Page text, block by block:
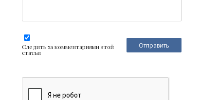
Следить за комментариями этой
статьи